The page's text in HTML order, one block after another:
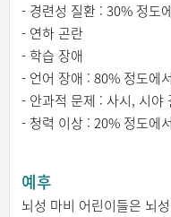
- 경련성 질환 : 30% 정도
- 연하 곤란
- 학습 장애
- 언어 장애 : 80% 정도에
- 안과적 문제 : 사시, 시야
- 청력 이상 : 20% 정도에
예후
뇌성 마비 어린이들은 뇌